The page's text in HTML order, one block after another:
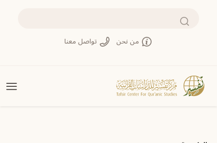
بحث
من نحن تواصل معنا